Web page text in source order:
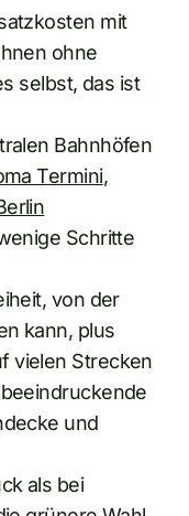
mit
ohne
selbst, das ist
Bahnhöfen
Termini,
Schritte
von der
kann, plus
vielen Strecken
und
als bei